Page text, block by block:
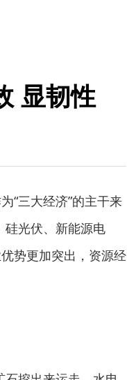
显韧性
“三大经济”的主干来
硅光伏、新能源电
势更加突出，资源经